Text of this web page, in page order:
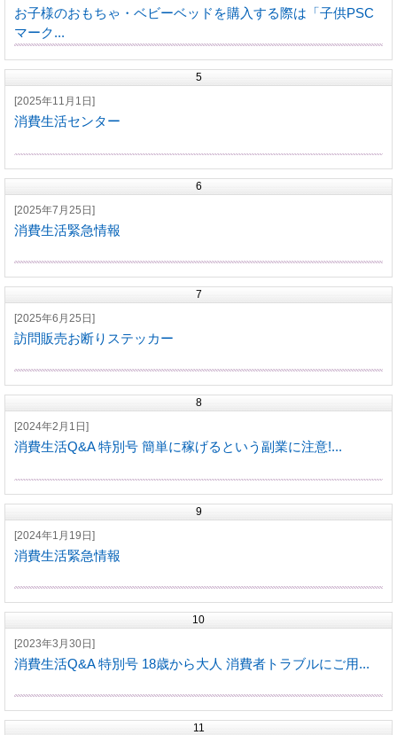
お子様のおもちゃ・ベビーベッドを購入する際は「子供PSC
マーク...
5
[2025年11月1日]
消費生活センター
6
[2025年7月25日]
消費生活緊急情報
7
[2025年6月25日]
訪問販売お断りステッカー
8
[2024年2月1日]
消費生活Q&A 特別号 簡単に稼げるという副業に注意!...
9
[2024年1月19日]
消費生活緊急情報
10
[2023年3月30日]
消費生活Q&A 特別号 18歳から大人 消費者トラブルにご用...
11